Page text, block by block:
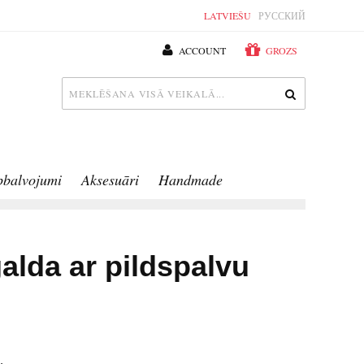
LATVIEŠU РУССКИЙ
ACCOUNT GROZS
Aksesuāri Handmade
ar pildspalvu